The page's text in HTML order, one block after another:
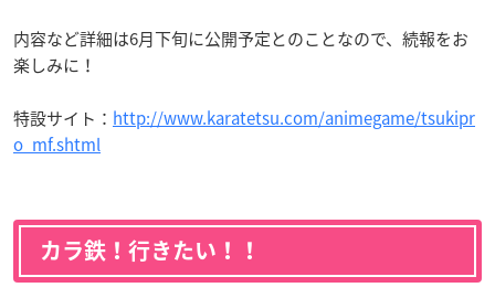
内容など詳細は6月下旬に公開予定とのことなので、続報をお
楽しみに！
特設サイト： http://www.karatetsu.com/animegame/tsukipr
o_mf.shtml
カラ鉄！行きたい！！